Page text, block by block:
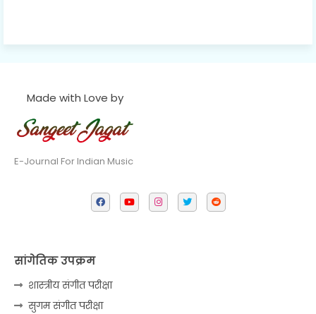
Made with Love by
E-Journal For Indian Music
सांगेतिक उपक्रम
शास्त्रीय संगीत परीक्षा
सुगम संगीत परीक्षा